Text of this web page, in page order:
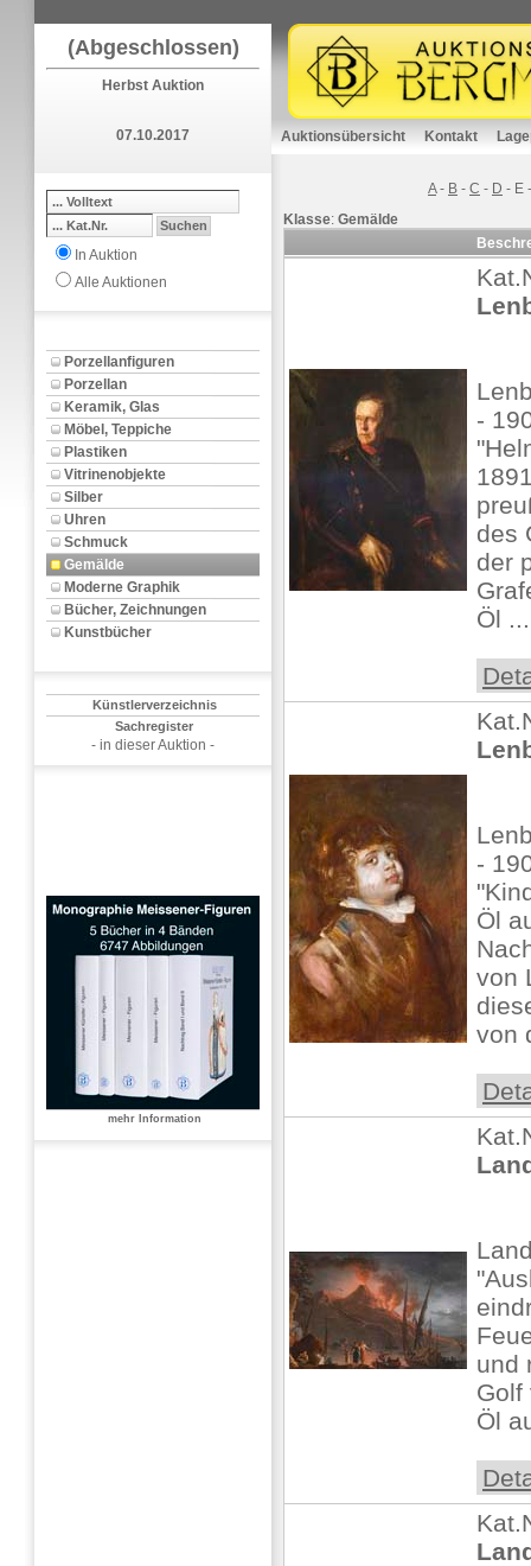
(Abgeschlossen)
Herbst Auktion
07.10.2017
In Auktion
Alle Auktionen
Porzellanfiguren
Porzellan
Keramik, Glas
Möbel, Teppiche
Plastiken
Vitrinenobjekte
Silber
Uhren
Schmuck
Gemälde
Moderne Graphik
Bücher, Zeichnungen
Kunstbücher
Künstlerverzeichnis
Sachregister
- in dieser Auktion -
mehr Information
Auktionsübersicht Kontakt
A- B - C - D - E
Klasse: Gemälde
-
des
der
Öl ...
-
Öl
von
von
und
Golf
Öl